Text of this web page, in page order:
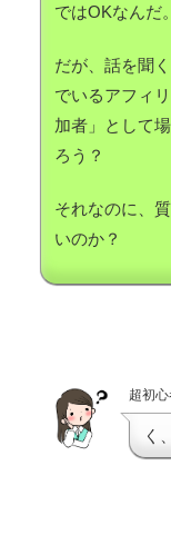
ではOKなんだ。
だが、話を聞
でいるアフィ
加者」として
ろう？
それなのに、
いのか？
超初
く